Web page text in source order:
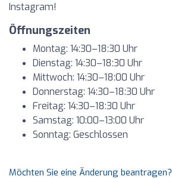
Instagram!
Öffnungszeiten
Montag: 14:30–18:30 Uhr
Dienstag: 14:30–18:30 Uhr
Mittwoch: 14:30–18:00 Uhr
Donnerstag: 14:30–18:30 Uhr
Freitag: 14:30–18:30 Uhr
Samstag: 10:00–13:00 Uhr
Sonntag: Geschlossen
Möchten Sie eine Änderung beantragen?